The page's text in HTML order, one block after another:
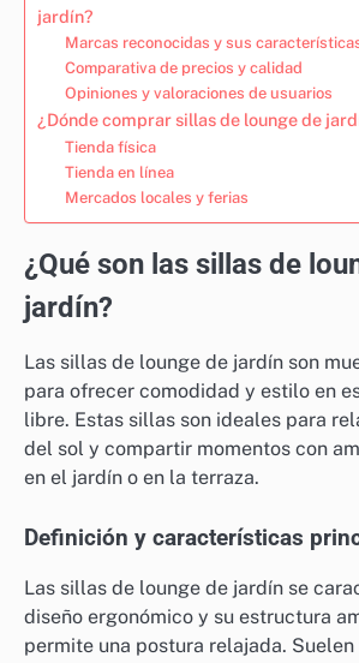
jardín?
Marcas reconocidas y sus
Comparativa de precios y calidad
Opiniones y valoraciones de usuarios
¿Dónde comprar sillas de lounge de
Tienda física
Tienda en línea
Mercados locales y ferias
¿Qué son las sillas de
jardín?
Las sillas de lounge de jardín son
para ofrecer comodidad y estilo en
libre. Estas sillas son ideales para
del sol y compartir momentos con
en el jardín o en la terraza.
Definición y características
Las sillas de lounge de jardín se
diseño ergonómico y su estructura
permite una postura relajada.